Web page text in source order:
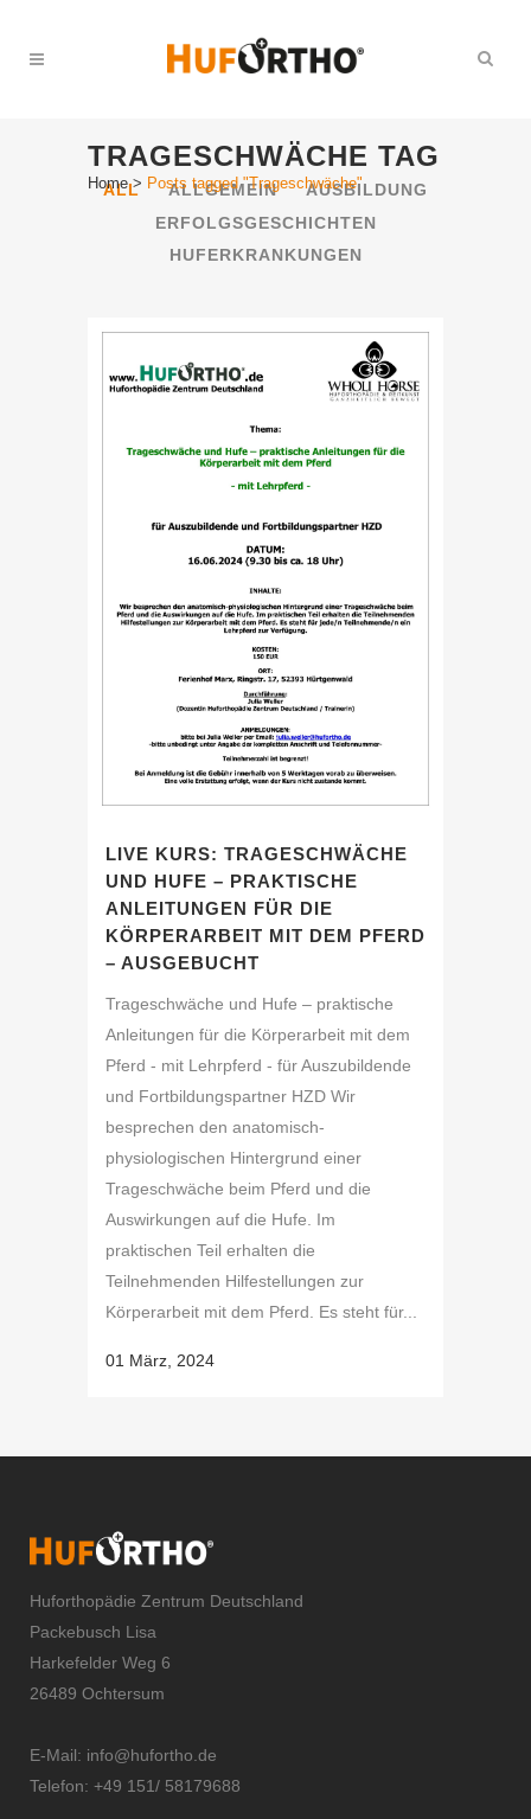
TRAGESCHWÄCHE TAG
Home> Posts tagged "Trageschwäche"
ALL ALLGEMEIN
AUSBILDUNG
ERFOLGSGESCHICHTEN
HUFERKRANKUNGEN
LIVE KURS: TRAGESCHWÄCHE
UND HUFE – PRAKTISCHE
ANLEITUNGEN FÜR DIE
KÖRPERARBEIT MIT DEM PFERD
– AUSGEBUCHT
Trageschwäche und Hufe – praktische
Anleitungen für die Körperarbeit mit dem
Pferd - mit Lehrpferd - für Auszubildende
und Fortbildungspartner HZD Wir
besprechen den anatomisch-
physiologischen Hintergrund einer
Trageschwäche beim Pferd und die
Auswirkungen auf die Hufe. Im
praktischen Teil erhalten die
Teilnehmenden Hilfestellungen zur
Körperarbeit mit dem Pferd. Es steht für...
01 März, 2024
Huforthopädie Zentrum Deutschland
Packebusch Lisa
Harkefelder Weg 6
26489 Ochtersum
E-Mail: info@hufortho.de
Telefon: +49 151/ 58179688